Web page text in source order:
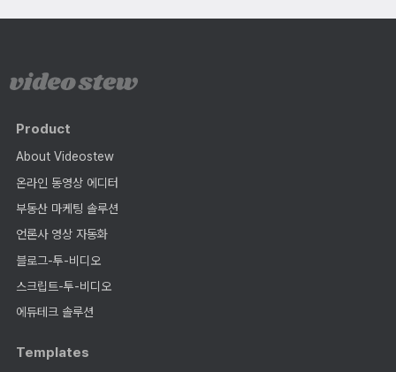
Product
About Videostew
온라인 동영상 에디터
부동산 마케팅 솔루션
언론사 영상 자동화
블로그-투-비디오
스크립트-투-비디오
에듀테크 솔루션
Templates